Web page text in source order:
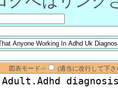
図表モード-> (適当に改行して下